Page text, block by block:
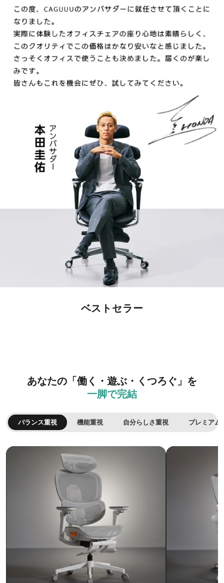
ベストセラー
アクシスエルゴコアオフィスチェア
¥85,690
アクシスエルゴフライオフィスチェア
アクシスコアライトオフィスチェア
¥39,290
アクシスエアリーライトオフィスチェア
高密度メモリーフォーム座面で
¥37,890
あなたの「働く・遊ぶ・くつろぐ」を
一脚で完結
バランス重視 機能重視 自分らしさ重視 プレミアム